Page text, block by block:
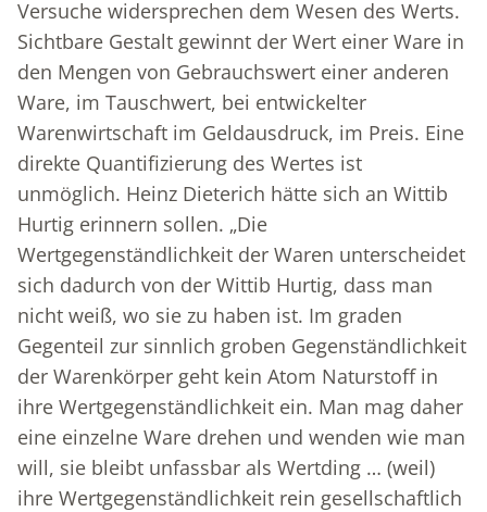
Versuche widersprechen dem Wesen des Werts.
Sichtbare Gestalt gewinnt der Wert einer Ware in
den Mengen von Gebrauchswert einer anderen
Ware, im Tauschwert, bei entwickelter
Warenwirtschaft im Geldausdruck, im Preis. Eine
direkte Quantifizierung des Wertes ist
unmöglich. Heinz Dieterich hätte sich an Wittib
Hurtig erinnern sollen. „Die
Wertgegenständlichkeit der Waren unterscheidet
sich dadurch von der Wittib Hurtig, dass man
nicht weiß, wo sie zu haben ist. Im graden
Gegenteil zur sinnlich groben Gegenständlichkeit
der Warenkörper geht kein Atom Naturstoff in
ihre Wertgegenständlichkeit ein. Man mag daher
eine einzelne Ware drehen und wenden wie man
will, sie bleibt unfassbar als Wertding … (weil)
ihre Wertgegenständlichkeit rein gesellschaftlich